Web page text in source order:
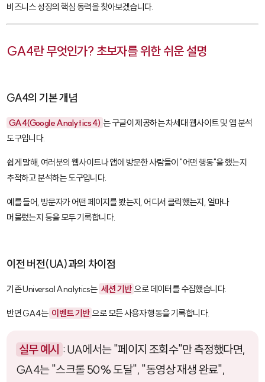
비즈니스 성장의 핵심 동력을 찾아보겠습니다.
GA4란 무엇인가? 초보자를 위한 쉬운 설명
GA4의 기본 개념
GA4(Google Analytics 4) 는 구글이 제공하는 차세대 웹사이트 및 앱 분석
도구입니다.
쉽게 말해, 여러분의 웹사이트나 앱에 방문한 사람들이 "어떤 행동"을 했는지
추적하고 분석하는 도구입니다.
예를 들어, 방문자가 어떤 페이지를 봤는지, 어디서 클릭했는지, 얼마나
머물렀는지 등을 모두 기록합니다.
이전 버전(UA)과의 차이점
기존 Universal Analytics는 세션 기반 으로 데이터를 수집했습니다.
반면 GA4는 이벤트 기반 으로 모든 사용자 행동을 기록합니다.
실무 예시 : UA에서는 "페이지 조회수"만 측정했다면,
GA4는 "스크롤 50% 도달", "동영상 재생 완료",